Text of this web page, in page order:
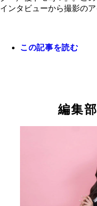
根岸愛と反田葉
インタビューから撮影の
この記事を読む
編集